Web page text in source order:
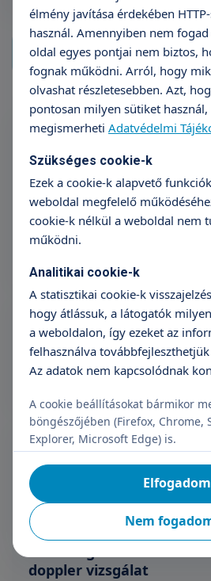
Neurológiai szakorvosi
A neurológiai vizsgálat célja az
állapotának felmérése és az
azonosítása. Tovább olvasom
32 990 Ft
Időpontfoglalás
Neurológiai szakorvosi
13 990 Ft
+36 70 659 88 88
Neurológiai
27 990 Ft
+36 70 659 88 88
doppler vizsgálat
élmény javítása érdekében
használ. Amennyiben nem
oldal egyes pontjai nem biztos,
fognak működni. Arról, hogy
olvashat részletesebben. Azt,
pontosan milyen sütiket használ,
megismerheti Adatvédelmi
Szükséges cookie-k
Ezek a cookie-k alapvető
weboldal megfelelő
cookie-k nélkül a weboldal nem
működni.
Analitikai cookie-k
A statisztikai cookie-k
hogy átlássuk, a látogatók
a weboldalon, így ezeket az
felhasználva
Az adatok nem kapcsolódnak
A cookie beállításokat bármikor
böngészőjében (Firefox, Chrome,
Explorer, Microsoft Edge) is.
Nem
Elfogadom